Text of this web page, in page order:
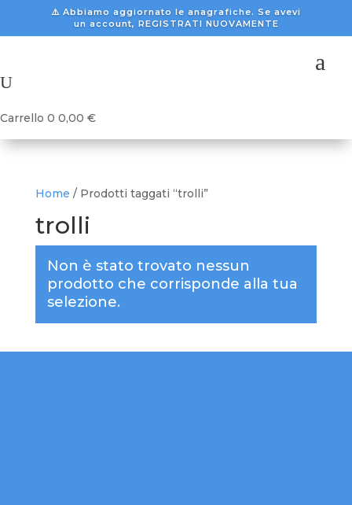
⚠️ Abbiamo aggiornato le anagrafiche. Se avevi
un account, REGISTRATI NUOVAMENTE
a
U
Carrello 0 0,00 €
Home / Prodotti taggati “trolli”
trolli
Non è stato trovato nessun
prodotto che corrisponde alla tua
selezione.